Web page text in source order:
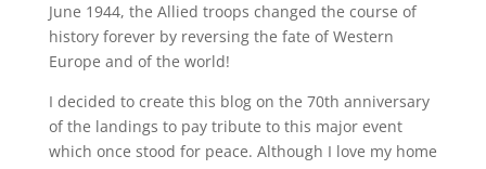
June 1944, the Allied troops changed the course of
history forever by reversing the fate of Western
Europe and of the world!
I decided to create this blog on the 70th anniversary
of the landings to pay tribute to this major event
which once stood for peace. Although I love my home